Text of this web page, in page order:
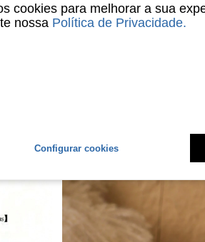
cookies para melhorar a sua
nossa Política de Privacidade.
Configurar cookies